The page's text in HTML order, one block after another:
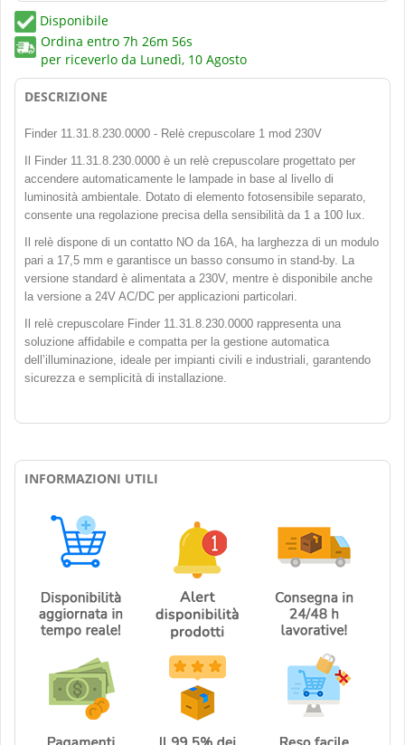
Disponibile
Ordina entro 7h 26m 56s
per riceverlo da Lunedì, 10 Agosto
DESCRIZIONE
Finder 11.31.8.230.0000 - Relè crepuscolare 1 mod 230V
Il Finder 11.31.8.230.0000 è un relè crepuscolare progettato per
accendere automaticamente le lampade in base al livello di
luminosità ambientale. Dotato di elemento fotosensibile separato,
consente una regolazione precisa della sensibilità da 1 a 100 lux.
Il relè dispone di un contatto NO da 16A, ha larghezza di un modulo
pari a 17,5 mm e garantisce un basso consumo in stand-by. La
versione standard è alimentata a 230V, mentre è disponibile anche
la versione a 24V AC/DC per applicazioni particolari.
Il relè crepuscolare Finder 11.31.8.230.0000 rappresenta una
soluzione affidabile e compatta per la gestione automatica
dell’illuminazione, ideale per impianti civili e industriali, garantendo
sicurezza e semplicità di installazione.
INFORMAZIONI UTILI